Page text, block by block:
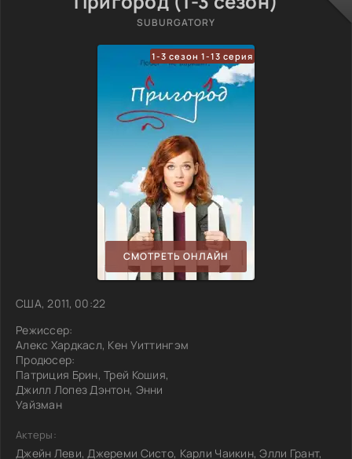
SUBURGATORY
1-3 сезон 1-13 серия
СМОТРЕТЬ ОНЛАЙН
США, 2011, 00:22
Режиссер:
Алекс Хардкасл, Кен Уиттингэм
Продюсер:
Патриция Брин, Трей Кошия,
Джилл Лопез Дэнтон, Энни
Уайзман
Актеры:
Джейн Леви, Джереми Систо, Карли Чаикин, Элли Грант,